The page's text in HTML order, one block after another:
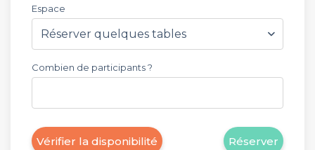
Espace
Combien de participants ?
Réserver
Vérifier la disponibilité